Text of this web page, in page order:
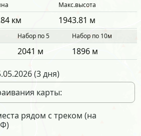
Макс.высота
км 1943.81 м
Набор по 5 Набор по 10м
2041 м 1896 м
(3 дня)
карты:
рядом с треком (на